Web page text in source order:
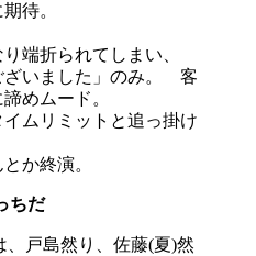
待。
端折られてしまい、
ざいました」のみ。 客
めムード。
ムリミットと追っ掛け
か終演。
ちだ
戸島然り、佐藤(夏)然